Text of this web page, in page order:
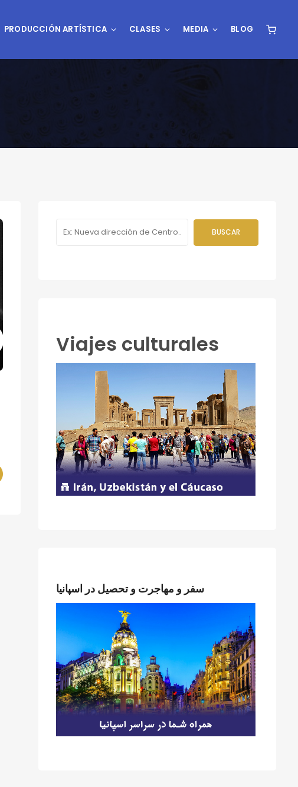
PRODUCCIÓN ARTÍSTICA CLASES MEDIA BLOG
Viajes culturales
سفر و مهاجرت و تحصیل در اسپانیا